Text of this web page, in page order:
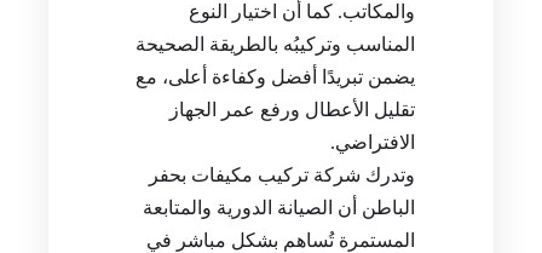
والمكاتب. كما أن اختيار النوع
المناسب وتركيبُه بالطريقة الصحيحة
يضمن تبريدًا أفضل وكفاءة أعلى، مع
تقليل الأعطال ورفع عمر الجهاز
الافتراضي.
وتدرك شركة تركيب مكيفات بحفر
الباطن أن الصيانة الدورية والمتابعة
المستمرة تُساهم بشكل مباشر في